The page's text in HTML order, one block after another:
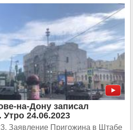
на-Дону записал
24.06.2023
Заявление Пригожина в Штабе